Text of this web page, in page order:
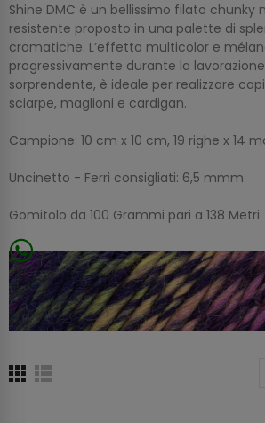
Shine DMC è un bellissimo filato chunky
resistente proposto in una palette di
cromatiche. L’effetto multicolor e
progressivamente durante la
sorprendente, è ideale per realizzare
sciarpe, maglioni e cardigan.
Campione: 10 cm x 10 cm, 19 righe x 14
Uncinetto - Ferri consigliati: 6,5 mmm
Gomitolo da 100 Grammi pari a 138 Metri